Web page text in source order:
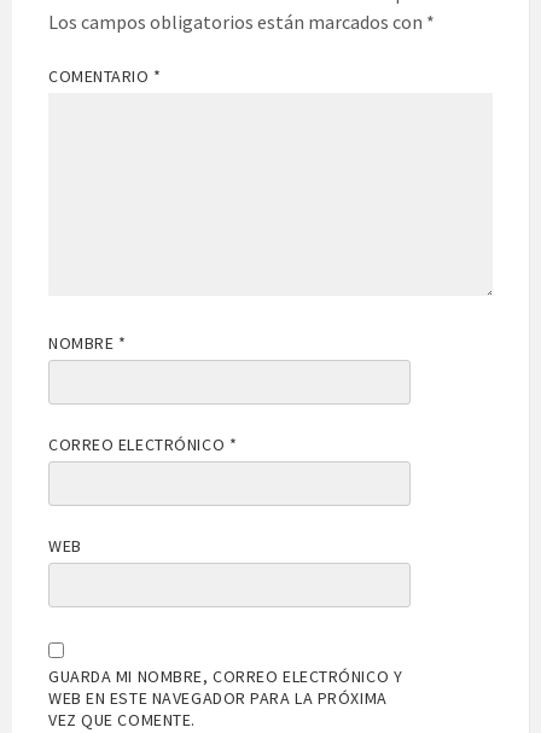
Los campos obligatorios están marcados con *
COMENTARIO *
NOMBRE *
CORREO ELECTRÓNICO *
WEB
GUARDA MI NOMBRE, CORREO ELECTRÓNICO Y
WEB EN ESTE NAVEGADOR PARA LA PRÓXIMA
VEZ QUE COMENTE.